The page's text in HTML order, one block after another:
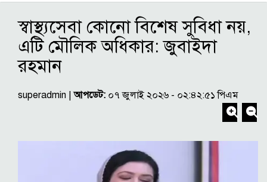
স্বাস্থ্যসেবা কোনো বিশেষ সুবিধা নয়,
এটি মৌলিক অধিকার: জুবাইদা
রহমান
superadmin |আপডেট: ০৭ জুলাই ২০২৬ - ০২:৪২:৫১ পিএম